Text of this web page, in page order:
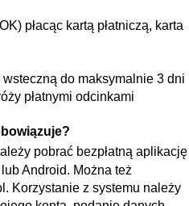
płacąc kartą płatniczą, karta
do maksymalnie 3 dni
płatnymi odcinkami
pobrać bezpłatną aplikację
Android. Można też
Korzystanie z systemu należy